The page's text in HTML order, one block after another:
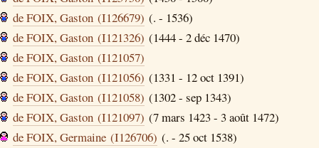
de FOIX, Gaston (I126679) (. - 1536)
de FOIX, Gaston (I121326) (1444 - 2 déc 1470)
de FOIX, Gaston (I121057)
de FOIX, Gaston (I121056) (1331 - 12 oct 1391)
de FOIX, Gaston (I121058) (1302 - sep 1343)
de FOIX, Gaston (I121097) (7 mars 1423 - 3 août 1472)
de FOIX, Germaine (I126706) (. - 25 oct 1538)